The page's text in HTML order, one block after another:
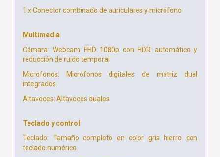
1 x Conector combinado de auriculares y micrófono
Multimedia
Cámara: Webcam FHD 1080p con HDR automático y
reducción de ruido temporal
Micrófonos: Micrófonos digitales de matriz dual
integrados
Altavoces: Altavoces duales
Teclado y control
Teclado: Tamaño completo en color gris hierro con
teclado numérico